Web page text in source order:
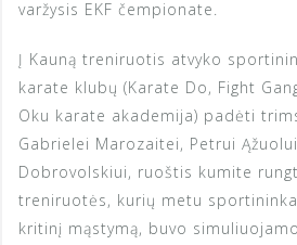
varžysis EKF čempionate.
Į Kauną treniruotis atvyko
karate klubų (Karate Do, Fight
Oku karate akademija) padėti
Gabrielei Marozaitei, Petrui
Dobrovolskiui, ruoštis kumite
treniruotės, kurių metu
kritinį mąstymą, buvo